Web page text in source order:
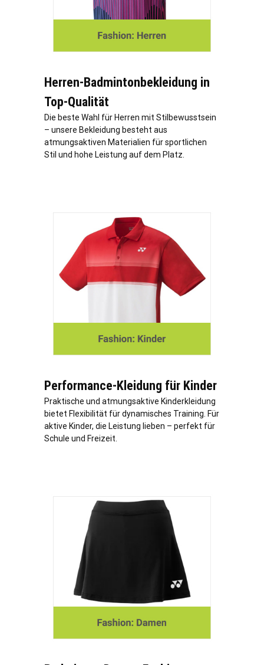
Herren-Badmintonbekleidung in
Top-Qualität
Die beste Wahl für Herren mit Stilbewusstsein
– unsere Bekleidung besteht aus
atmungsaktiven Materialien für sportlichen
Stil und hohe Leistung auf dem Platz.
Performance-Kleidung für Kinder
Praktische und atmungsaktive Kinderkleidung
bietet Flexibilität für dynamisches Training. Für
aktive Kinder, die Leistung lieben – perfekt für
Schule und Freizeit.